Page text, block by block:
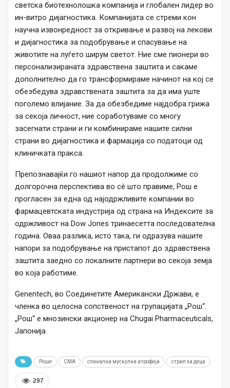
светска биотехнолошка компанија и глобален лидер во
ин-витро дијагностика. Компанијата се стреми кон
научна извонредност за откривање и развој на лекови
и дијагностика за подобрување и спасување на
животите на луѓето ширум светот. Ние сме пионери во
персонализираната здравствена заштита и сакаме
дополнително да го трансформираме начинот на кој се
обезбедува здравствената заштита за да има уште
поголемо влијание. За да обезбедиме најдобра грижа
за секоја личност, ние соработуваме со многу
засегнати страни и ги комбинираме нашите силни
страни во дијагностика и фармација со податоци од
клиничката пракса.
Препознавајќи го нашиот напор да продолжиме со
долгорочна перспектива во сè што правиме, Рош е
прогласен за една од најодржливите компании во
фармацевтската индустрија од страна на Индексите за
одржливост на Dow Jones тринаесетта последователна
година. Оваа разлика, исто така, ги одразува нашите
напори за подобрување на пристапот до здравствена
заштита заедно со локалните партнери во секоја земја
во која работиме.
Genentech, во Соединетите Американски Држави, е
членка во целосна сопственост на групацијата „Рош“.
„Рош“ е мнозински акционер на Chugai Pharmaceuticals,
Јапонија.
Роше СМА спинална мускулна атрофија стрип за деца
297